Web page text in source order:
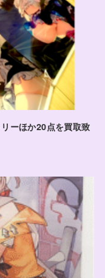
ーほか20点を買取致